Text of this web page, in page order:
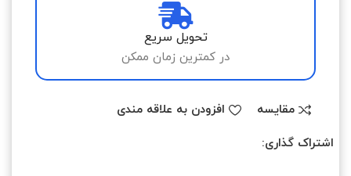
تحویل سریع
در کمترین زمان ممکن
مقایسه افزودن به علاقه مندی
اشتراک گذاری: